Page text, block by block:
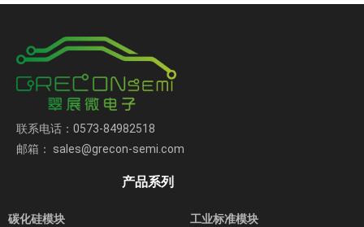
联系电话：0573-84982518
邮箱： sales@grecon-semi.com
产品系列
碳化硅模块 工业标准模块